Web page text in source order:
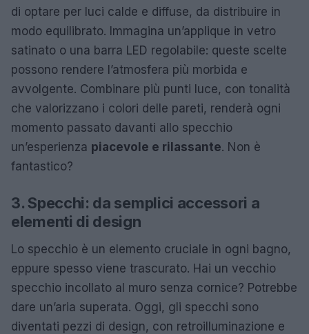
di optare per luci calde e diffuse, da distribuire in
modo equilibrato. Immagina un’applique in vetro
satinato o una barra LED regolabile: queste scelte
possono rendere l’atmosfera più morbida e
avvolgente. Combinare più punti luce, con tonalità
che valorizzano i colori delle pareti, renderà ogni
momento passato davanti allo specchio
un’esperienza piacevole e rilassante. Non è
fantastico?
3. Specchi: da semplici accessori a
elementi di design
Lo specchio è un elemento cruciale in ogni bagno,
eppure spesso viene trascurato. Hai un vecchio
specchio incollato al muro senza cornice? Potrebbe
dare un’aria superata. Oggi, gli specchi sono
diventati pezzi di design, con retroilluminazione e